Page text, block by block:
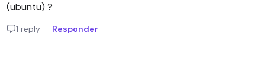
(ubuntu) ?
1 reply Responder